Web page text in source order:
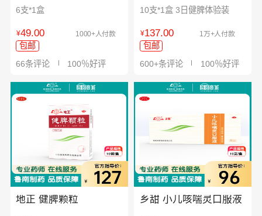
6支*1盒
¥49.00 1000+人付款
包邮
66条评论
100％好评
10支*1盒 3日健脾体验装
¥137.00 1万+人付款
包邮
600+条评论
100％好评
地正 健脾颗粒 乡甜 小儿咳喘灵口服液